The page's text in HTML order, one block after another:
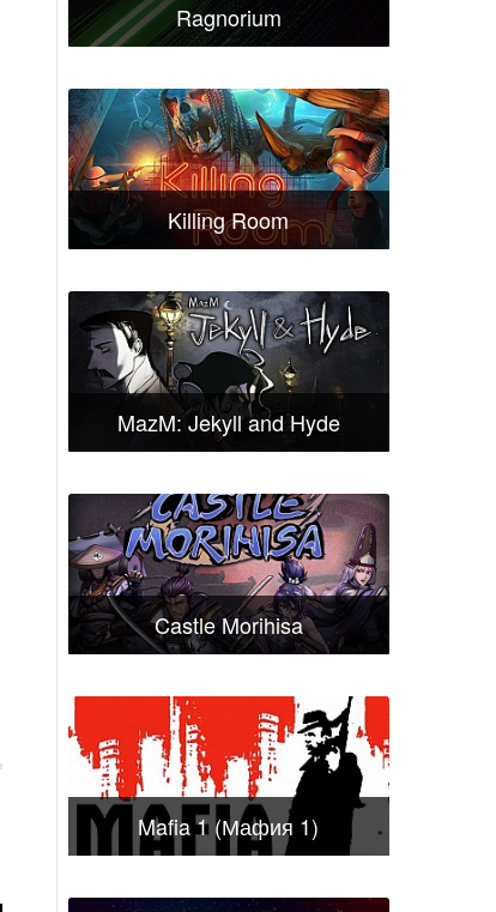
Ragnorium
Killing Room
MazM: Jekyll and Hyde
Castle Morihisa
Mafia 1 (Мафия 1)